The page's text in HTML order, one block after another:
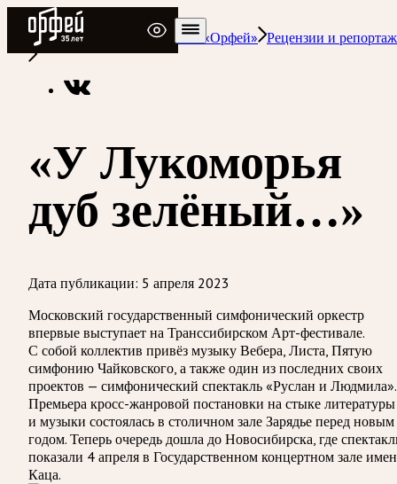
Радио Орфей
Радио классической музыки «Орфей» Рецензии и
«У Лукоморья
дуб зелёный…»
Дата публикации: 5 апреля 2023
Московский государственный симфонический оркестр
впервые выступает на Транссибирском Арт-фестивале.
С собой коллектив привёз музыку Вебера, Листа, Пятую
симфонию Чайковского, а также один из последних своих
проектов — симфонический спектакль «Руслан и Людмила».
Премьера кросс-жанровой постановки на стыке литературы
и музыки состоялась в столичном зале Зарядье перед новым
годом. Теперь очередь дошла до Новосибирска, где
показали 4 апреля в Государственном концертном зале
Каца.